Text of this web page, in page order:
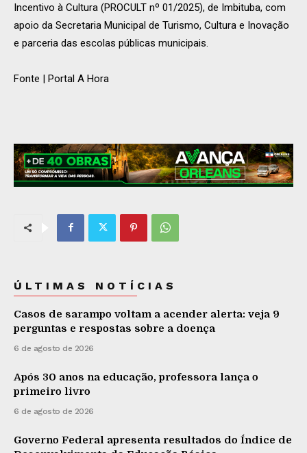
Incentivo à Cultura (PROCULT nº 01/2025), de Imbituba, com
apoio da Secretaria Municipal de Turismo, Cultura e Inovação
e parceria das escolas públicas municipais.
Fonte | Portal A Hora
ÚLTIMAS NOTÍCIAS
Casos de sarampo voltam a acender alerta: veja 9
perguntas e respostas sobre a doença
6 de agosto de 2026
Após 30 anos na educação, professora lança o
primeiro livro
6 de agosto de 2026
Governo Federal apresenta resultados do Índice de